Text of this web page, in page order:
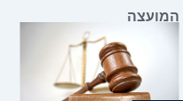
המועצה